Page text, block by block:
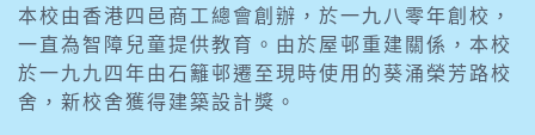
本校由香港四邑商工總會創辦，於一九八零年創校，
一直為智障兒童提供教育。由於屋邨重建關係，本校
於一九九四年由石籬邨遷至現時使用的葵涌榮芳路校
舍，新校舍獲得建築設計獎。